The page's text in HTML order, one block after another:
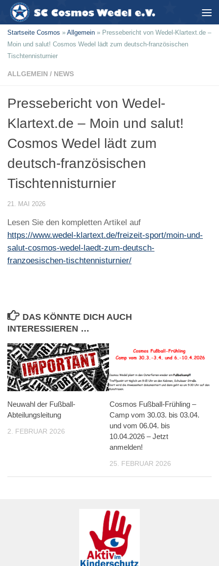
Zum Inhalt springen
Startseite Cosmos » Allgemein » Pressebericht von Wedel-Klartext.de –
Moin und salut! Cosmos Wedel lädt zum deutsch-französischen
Tischtennisturnier
ALLGEMEIN / NEWS
Pressebericht von Wedel-
Klartext.de – Moin und salut!
Cosmos Wedel lädt zum
deutsch-französischen
Tischtennisturnier
21. MAI 2026
Lesen Sie den kompletten Artikel auf
https://www.wedel-klartext.de/freizeit-sport/moin-und-
salut-cosmos-wedel-laedt-zum-deutsch-
franzoesischen-tischtennisturnier/
DAS KÖNNTE DICH AUCH
INTERESSIEREN …
Neuwahl der Fußball-
Abteilungsleitung
2. FEBRUAR 2026
Cosmos Fußball-Frühling –
Camp vom 30.03. bis 03.04.
und vom 06.04. bis
10.04.2026 – Jetzt
anmelden!
25. FEBRUAR 2026